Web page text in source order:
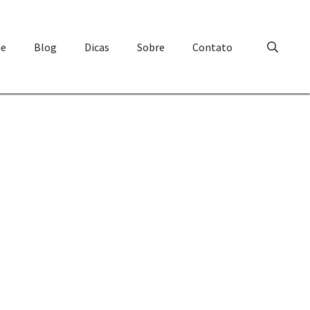
Blog Dicas Sobre Contato